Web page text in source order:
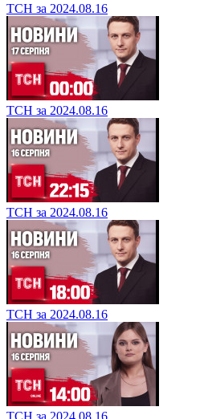
ТСН за 2024.08.16
ТСН за 2024.08.16
ТСН за 2024.08.16
ТСН за 2024.08.16
ТСН за 2024.08.16